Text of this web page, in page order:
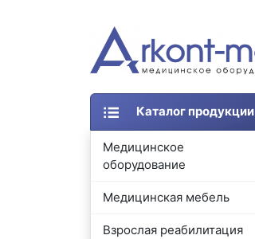
Каталог продукции
Медицинское
оборудование
Медицинская мебель
Взрослая реабилитация